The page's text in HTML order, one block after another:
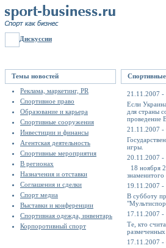
Дискуссии
Темы новостей
Реклама, маркетинг, PR
Спортивное право
Образование и карьера
Спортивные сооружения
Инвестиции и финансы
Агентская деятельность
Спортивные мероприятия
В регионах
Назначения и отставки
Соглашения и сделки
Спорт медиа
Выставки и конференции
Спортивная одежда, инвентарь
Корпоротивный спорт
21.11.2007 -
Если
для страны
проведение
21.11.2007 -
игры.
20.11.2007 -
18 ноября
знаменитого
19.11.2007 -
В субботу
17.11.2007 -
Те, кто
17.11.2007 -